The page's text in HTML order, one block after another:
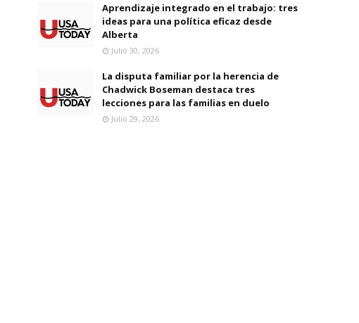
Aprendizaje integrado en el trabajo: tres
ideas para una política eficaz desde
Alberta
Julio 30, 2026
La disputa familiar por la herencia de
Chadwick Boseman destaca tres
lecciones para las familias en duelo
Julio 29, 2026